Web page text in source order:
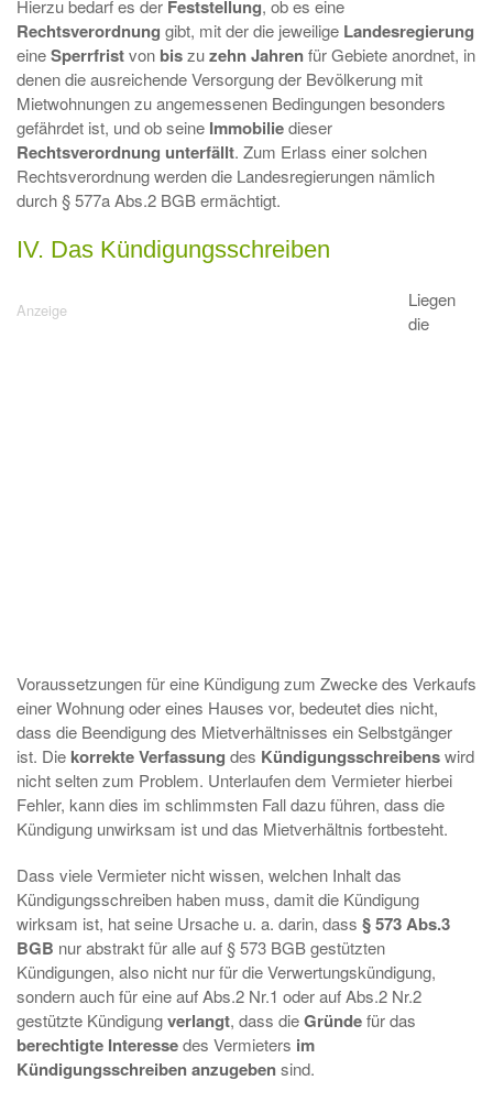
Hierzu bedarf es der Feststellung, ob es eine
Rechtsverordnung gibt, mit der die jeweilige Landesregierung
eineSperrfristvon biszuzehn Jahrenfür Gebiete anordnet, in
denen die ausreichende Versorgung der Bevölkerung mit
Mietwohnungen zu angemessenen Bedingungen besonders
gefährdet ist, und ob seine Immobiliedieser
Rechtsverordnung unterfällt. Zum Erlass einer solchen
Rechtsverordnung werden die Landesregierungen nämlich
durch § 577a Abs.2 BGB ermächtigt.
IV. Das Kündigungsschreiben
Liegen
die
Voraussetzungen für eine Kündigung zum Zwecke des Verkaufs
einer Wohnung oder eines Hauses vor, bedeutet dies nicht,
dass die Beendigung des Mietverhältnisses ein Selbstgänger
ist. Die korrekte Verfassung des Kündigungsschreibenswird
nicht selten zum Problem. Unterlaufen dem Vermieter hierbei
Fehler, kann dies im schlimmsten Fall dazu führen, dass die
Kündigung unwirksam ist und das Mietverhältnis fortbesteht.
Dass viele Vermieter nicht wissen, welchen Inhalt das
Kündigungsschreiben haben muss, damit die Kündigung
wirksam ist, hat seine Ursache u. a. darin, dass § 573 Abs.3
BGB nur abstrakt für alle auf § 573 BGB gestützten
Kündigungen, also nicht nur für die Verwertungskündigung,
sondern auch für eine auf Abs.2 Nr.1 oder auf Abs.2 Nr.2
gestützte Kündigungverlangt, dass dieGründefür das
berechtigte Interessedes Vermieters im
Kündigungsschreiben anzugebensind.